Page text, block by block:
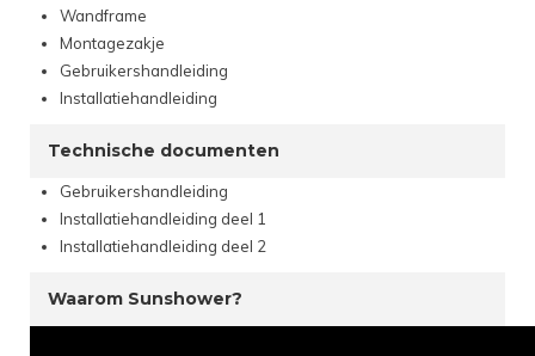
Wandframe
Montagezakje
Gebruikershandleiding
Installatiehandleiding
Technische documenten
Gebruikershandleiding
Installatiehandleiding deel 1
Installatiehandleiding deel 2
Waarom Sunshower?